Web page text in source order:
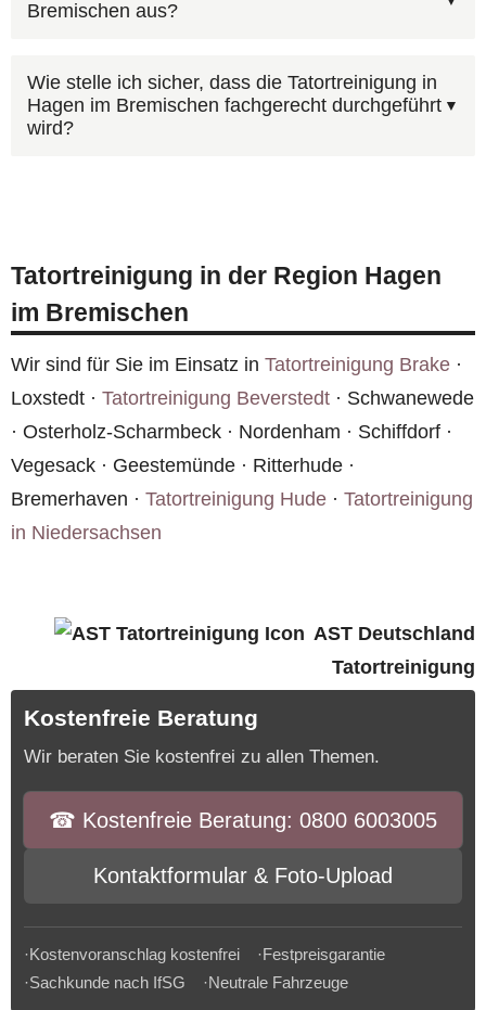
Sie erhalten eine Dokumentation der
nicht betreten oder verändert werden. Sobald die
Bremischen sofort mit der Reinigung beginnen —
auch kurzfristig.
Bremischen aus?
Ja, in Hagen im Bremischen und der gesamten
Region Niedersachsen stehen wir Ihnen zur
Verfügung. Rufen Sie
Wie stelle ich sicher, dass die Tatortreinigung in
Hagen im Bremischen fachgerecht durchgeführt
wird?
Umgang mit biologischen Gefahrstoffen. Für
Hagen im Bremischen setzen wir ausschließlich
qualifiziertes Personal ein.
Tatortreinigung in der Region Hagen
im Bremischen
Wir sind für Sie im Einsatz in Tatortreinigung Brake ·
Loxstedt · Tatortreinigung Beverstedt · Schwanewede
· Osterholz-Scharmbeck · Nordenham · Schiffdorf ·
Vegesack · Geestemünde · Ritterhude ·
Bremerhaven · Tatortreinigung Hude · Tatortreinigung
in Niedersachsen
AST Deutschland
Tatortreinigung
Kostenfreie Beratung
Wir beraten Sie kostenfrei zu allen Themen.
☎︎ Kostenfreie Beratung: 0800 6003005
Kontaktformular & Foto-Upload
·Kostenvoranschlag kostenfrei ·Festpreisgarantie
·Sachkunde nach IfSG ·Neutrale Fahrzeuge